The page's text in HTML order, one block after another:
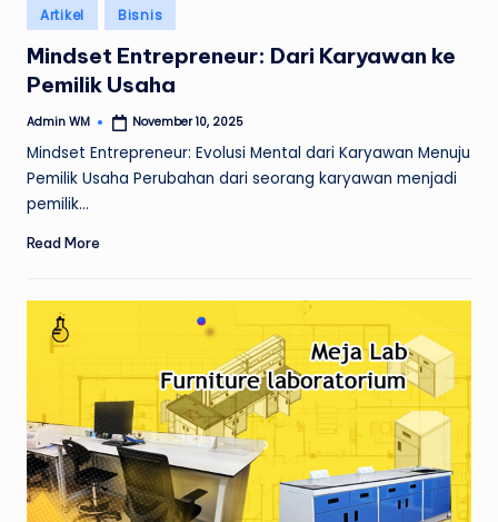
Posted
in
Artikel Bisnis
Mindset Entrepreneur: Dari Karyawan ke
Pemilik Usaha
Posted
Admin WM November 10, 2025
Mindset Entrepreneur: Evolusi Mental dari Karyawan Menuju
Pemilik Usaha Perubahan dari seorang karyawan menjadi
pemilik…
Read More